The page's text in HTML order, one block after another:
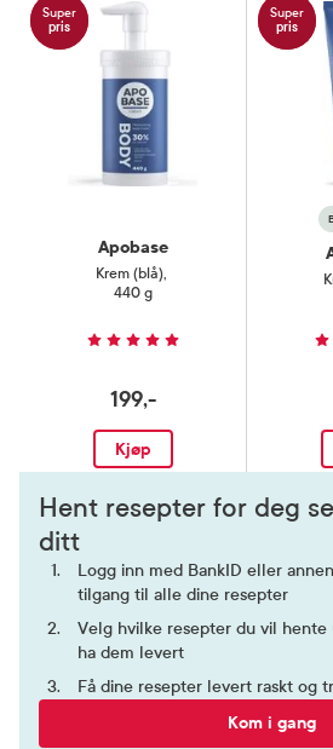
Super
pris
Apobase
Krem (blå),
440 g
199,-
Kjøp
Super
pris
Hent resepter for deg
ditt
Logg inn med BankID eller
tilgang til alle dine resepter
Velg hvilke resepter du vil hente
ha dem levert
Få dine resepter levert raskt og
Kom i gang